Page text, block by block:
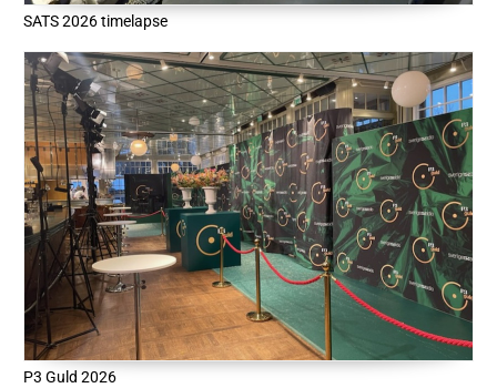
SATS 2026 timelapse
P3 Guld 2026